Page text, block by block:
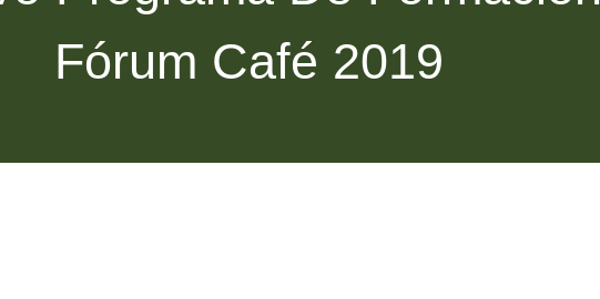
Fórum Café 2019